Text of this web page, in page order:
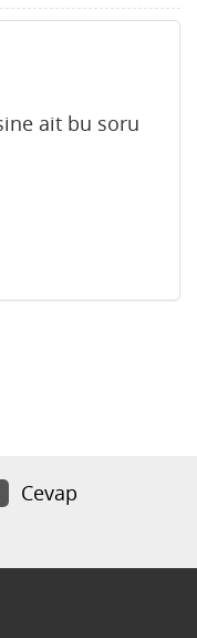
ait bu soru
Cevap